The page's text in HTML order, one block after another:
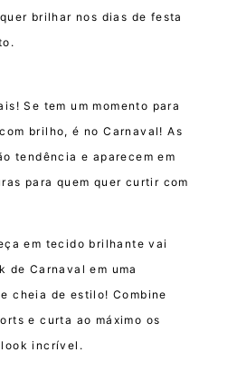
brilhar nos dias de festa
Se tem um momento para
brilho, é no Carnaval! As
tendência e aparecem em
para quem quer curtir com
em tecido brilhante vai
de Carnaval em uma
cheia de estilo! Combine
e curta ao máximo os
look incrível.